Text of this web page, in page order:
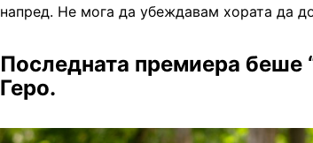
напред. Не мога да убеждавам хората да
Последната премиера беше
Геро.